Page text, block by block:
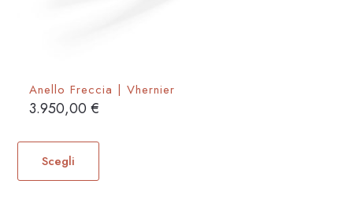
Anello Freccia | Vhernier
3.950,00€
Scegli
Questo
ha